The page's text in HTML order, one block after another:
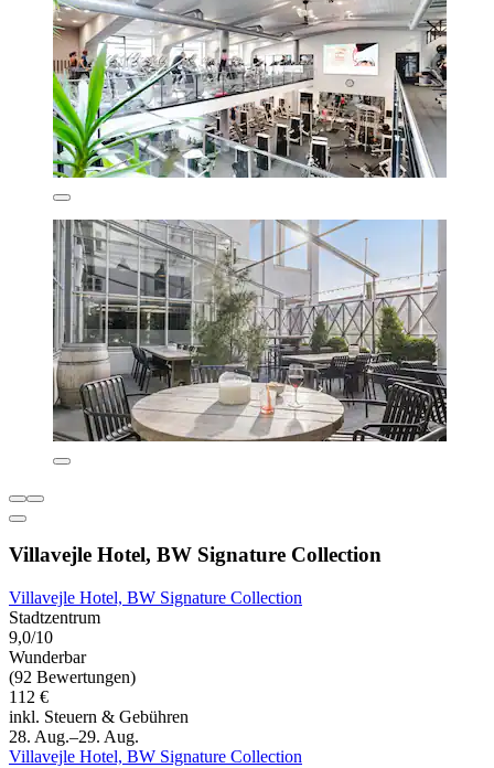
Villavejle Hotel, BW Signature Collection
Villavejle Hotel, BW Signature Collection
Stadtzentrum
9,0/10
Wunderbar
(92 Bewertungen)
112 €
inkl. Steuern & Gebühren
28. Aug.–29. Aug.
Villavejle Hotel, BW Signature Collection